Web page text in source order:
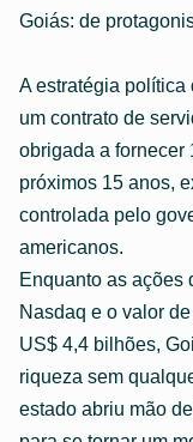
Goiás: de
A estratégia
um contrato de
obrigada a fornecer
próximos 15 anos,
controlada pelo
americanos.
Enquanto as ações
Nasdaq e o valor
US$ 4,4 bilhões,
riqueza sem
estado abriu mão